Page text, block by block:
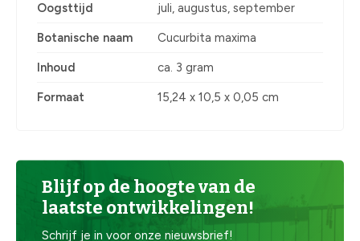
Oogsttijd juli, augustus, september
Botanische naam Cucurbita maxima
Inhoud ca. 3 gram
Formaat 15,24 x 10,5 x 0,05 cm
Blijf op de hoogte van de
laatste ontwikkelingen!
Schrijf je in voor onze nieuwsbrief!